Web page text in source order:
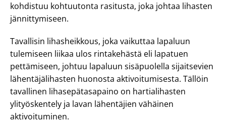
kohdistuu kohtuutonta rasitusta, joka johtaa lihasten
jännittymiseen.
Tavallisin lihasheikkous, joka vaikuttaa lapaluun
tulemiseen liikaa ulos rintakehästä eli lapatuen
pettämiseen, johtuu lapaluun sisäpuolella sijaitsevien
lähentäjälihasten huonosta aktivoitumisesta. Tällöin
tavallinen lihasepätasapaino on hartialihasten
ylityöskentely ja lavan lähentäjien vähäinen
aktivoituminen.